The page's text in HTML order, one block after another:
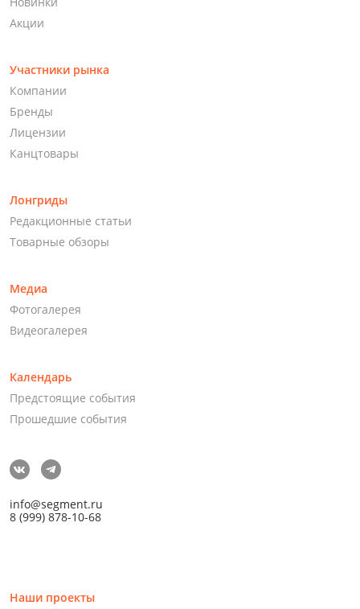
Акции
Участники рынка
Компании
Бренды
Лицензии
Канцтовары
Лонгриды
Редакционные статьи
Товарные обзоры
Медиа
Фотогалерея
Видеогалерея
Календарь
Предстоящие события
Прошедшие события
info@segment.ru
8 (999) 878-10-68
Наши проекты